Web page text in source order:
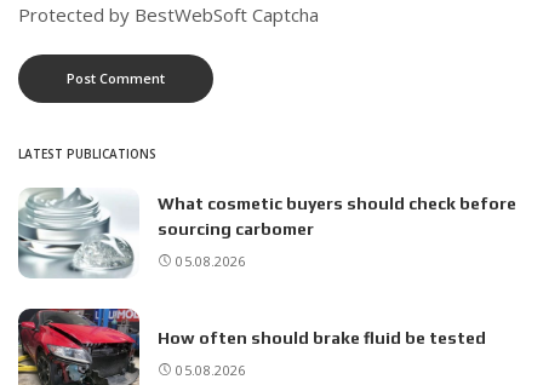
Protected by BestWebSoft Captcha
LATEST PUBLICATIONS
What cosmetic buyers should check before
sourcing carbomer
05.08.2026
How often should brake fluid be tested
05.08.2026